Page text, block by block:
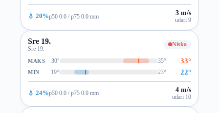
💧 20%p50 0.0 / p75 0.0 mm 3 m/s
udari 9
Sre 19.
Sre 19.
Niska
MAKS 30° 35° 33°
MIN 19° 23° 22°
💧 24%p50 0.0 / p75 0.0 mm 4 m/s
udari 10